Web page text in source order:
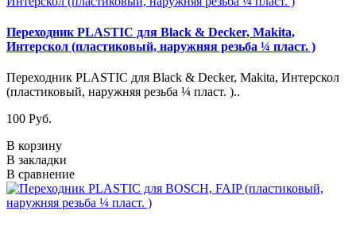
Переходник PLASTIC для Black & Decker, Makita,
Интерскол (пластиковый, наружняя резьба ¼ пласт. )
Переходник PLASTIC для Black & Decker, Makita, Интерскол
(пластиковый, наружняя резьба ¼ пласт. )..
100 Pуб.
В корзину
В закладки
В сравнение